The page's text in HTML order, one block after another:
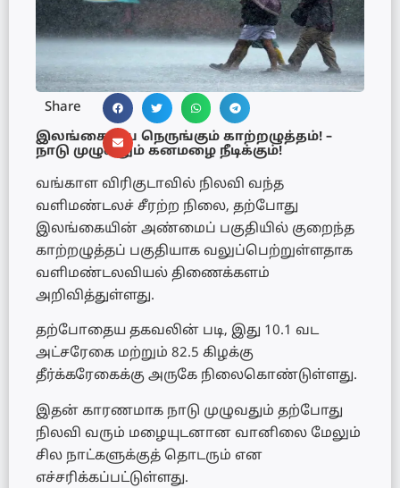
Share
இலங்கையை நெருங்கும் காற்றழுத்தம்! –
நாடு முழுவதும் கனமழை நீடிக்கும்!
வங்காள விரிகுடாவில் நிலவி வந்த
வளிமண்டலச் சீரற்ற நிலை, தற்போது
இலங்கையின் அண்மைப் பகுதியில் குறைந்த
காற்றழுத்தப் பகுதியாக வலுப்பெற்றுள்ளதாக
வளிமண்டலவியல் திணைக்களம்
அறிவித்துள்ளது.
தற்போதைய தகவலின் படி, இது 10.1 வட
அட்சரேகை மற்றும் 82.5 கிழக்கு
தீர்க்கரேகைக்கு அருகே நிலைகொண்டுள்ளது.
இதன் காரணமாக நாடு முழுவதும் தற்போது
நிலவி வரும் மழையுடனான வானிலை மேலும்
சில நாட்களுக்குத் தொடரும் என
எச்சரிக்கப்பட்டுள்ளது.